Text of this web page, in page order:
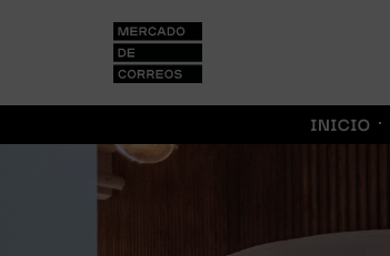
INICIO